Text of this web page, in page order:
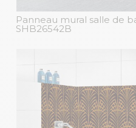
Panneau mural salle de
SHB26542B